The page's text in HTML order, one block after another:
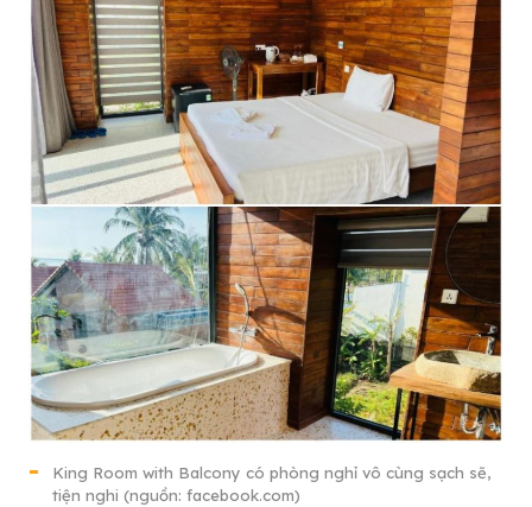
King Room with Balcony có phòng nghỉ vô cùng sạch sẽ,
tiện nghi (nguồn: facebook.com)